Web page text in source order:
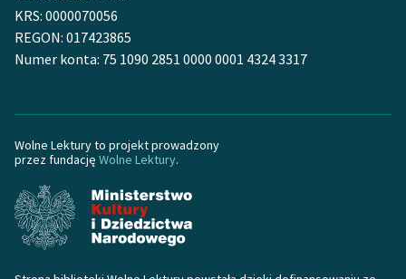
Starego Testamentu
Odkurzamy bohaterów
O nas
O projekcie
Zespół
KRS: 0000070056
REGON: 017423865
Numer konta: 75 1090 2851 0000 0001 4324 3317
Wolne Lektury to projekt prowadzony
przez fundację Wolne Lektury.